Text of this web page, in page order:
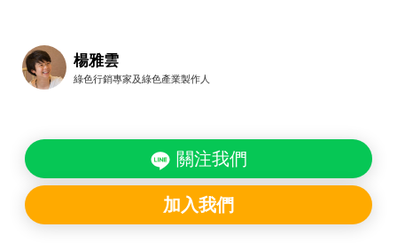
楊雅雲
綠色行銷專家及綠色產業製作人
關注我們
加入我們